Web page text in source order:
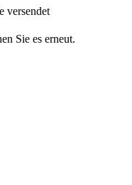
versendet
Sie es erneut.